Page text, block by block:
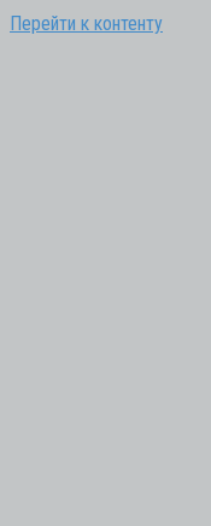
Перейти к контенту